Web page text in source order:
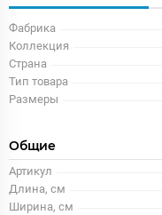
Фабрика
Коллекция
Страна
Тип товара
Размеры
Общие
Артикул
Длина, см
Ширина, см